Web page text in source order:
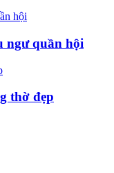
ngư quần hội
thờ đẹp